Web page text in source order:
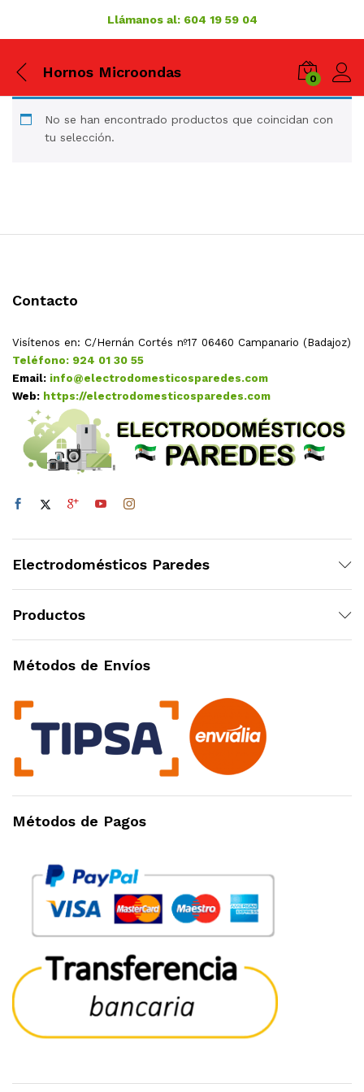
Llámanos al: 604 19 59 04
Hornos Microondas 0
No se han encontrado productos que coincidan con
tu selección.
Contacto
Visítenos en: C/Hernán Cortés nº17 06460 Campanario (Badajoz)
Teléfono: 924 01 30 55
Email: info@electrodomesticosparedes.com
Web: https://electrodomesticosparedes.com
Electrodomésticos Paredes
Productos
Métodos de Envíos
Métodos de Pagos